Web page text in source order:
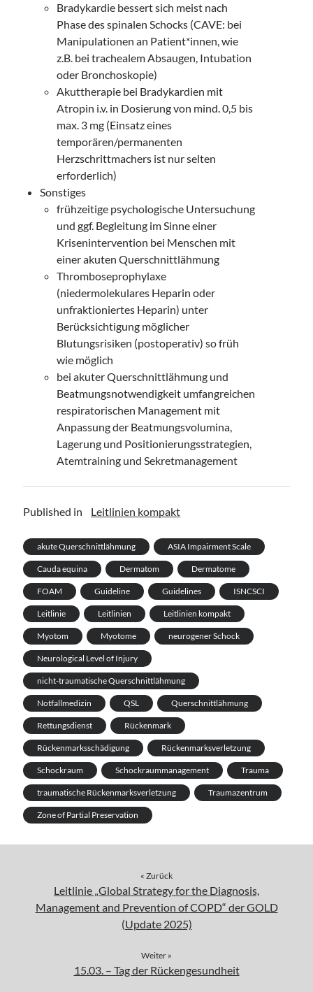
Bradykardie bessert sich meist nach
Phase des spinalen Schocks (CAVE: bei
Manipulationen an Patient*innen, wie
z.B. bei trachealem Absaugen, Intubation
oder Bronchoskopie)
Akuttherapie bei Bradykardien mit
Atropin i.v. in Dosierung von mind. 0,5 bis
max. 3 mg (Einsatz eines
temporären/permanenten
Herzschrittmachers ist nur selten
erforderlich)
Sonstiges
frühzeitige psychologische Untersuchung
und ggf. Begleitung im Sinne einer
Krisenintervention bei Menschen mit
einer akuten Querschnittlähmung
Thromboseprophylaxe
(niedermolekulares Heparin oder
unfraktioniertes Heparin) unter
Berücksichtigung möglicher
Blutungsrisiken (postoperativ) so früh
wie möglich
bei akuter Querschnittlähmung und
Beatmungsnotwendigkeit umfangreichen
respiratorischen Management mit
Anpassung der Beatmungsvolumina,
Lagerung und Positionierungsstrategien,
Atemtraining und Sekretmanagement
Published in Leitlinien kompakt
akute Querschnittlähmung ASIA Impairment Scale
Cauda equina Dermatom Dermatome
FOAM Guideline Guidelines ISNCSCI
Leitlinie Leitlinien Leitlinien kompakt
Myotom Myotome neurogener Schock
Neurological Level of Injury
nicht-traumatische Querschnittlähmung
Notfallmedizin QSL Querschnittlähmung
Rettungsdienst Rückenmark
Rückenmarksschädigung Rückenmarksverletzung
Schockraum Schockraummanagement Trauma
traumatische Rückenmarksverletzung Traumazentrum
Zone of Partial Preservation
« Zurück
Leitlinie „Global Strategy for the Diagnosis,
Management and Prevention of COPD“ der GOLD
(Update 2025)
Weiter »
15.03. – Tag der Rückengesundheit